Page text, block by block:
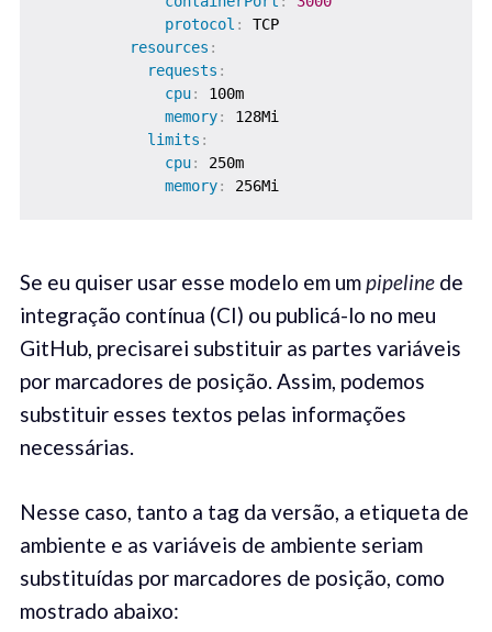
protocol :
TCP
resources :
requests :
cpu:
100m
memory:
128Mi
limits :
cpu:
250m
memory: 256Mi
Se eu quiser usar esse modelo em umpipelinede
integração contínua (CI) ou publicá-lo no meu
GitHub, precisarei substituir as partes variáveis
por marcadores de posição. Assim, podemos
substituir esses textos pelas informações
necessárias.
Nesse caso, tanto a tag da versão, a etiqueta de
ambiente e as variáveis de ambiente seriam
substituídas por marcadores de posição, como
mostrado abaixo: